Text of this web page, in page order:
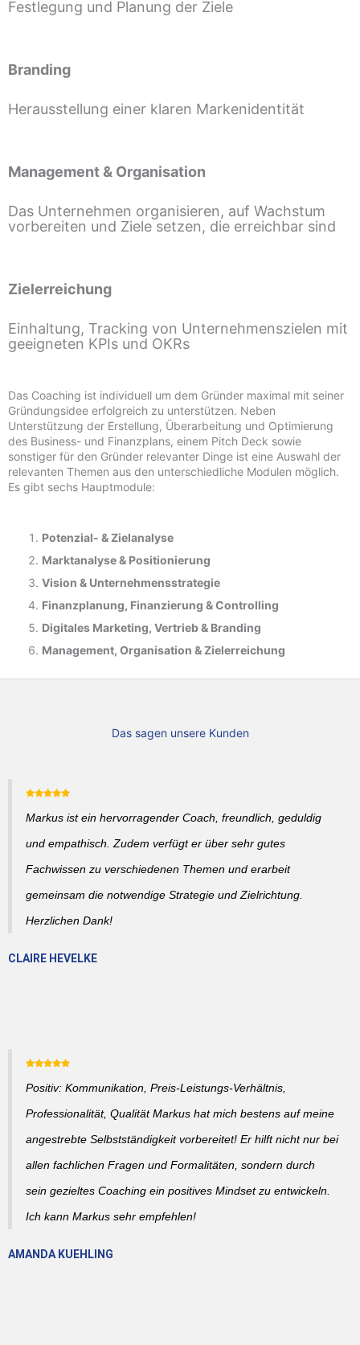
Festlegung und Planung der Ziele
Branding
Herausstellung einer klaren Markenidentität
Management & Organisation
Das Unternehmen organisieren, auf Wachstum
vorbereiten und Ziele setzen, die erreichbar sind
Zielerreichung
Einhaltung, Tracking von Unternehmenszielen mit
geeigneten KPIs und OKRs
Das Coaching ist individuell um dem Gründer maximal mit seiner
Gründungsidee erfolgreich zu unterstützen. Neben
Unterstützung der Erstellung, Überarbeitung und Optimierung
des Business- und Finanzplans, einem Pitch Deck sowie
sonstiger für den Gründer relevanter Dinge ist eine Auswahl der
relevanten Themen aus den unterschiedliche Modulen möglich.
Es gibt sechs Hauptmodule:
Potenzial- &Zielanalyse
Marktanalyse & Positionierung
Vision & Unternehmensstrategie
Finanzplanung, Finanzierung & Controlling
Digitales Marketing, Vertrieb & Branding
Management, Organisation & Zielerreichung
Das sagen unsere Kunden
Markus ist ein hervorragender Coach, freundlich, geduldig
und empathisch. Zudem verfügt er über sehr gutes
Fachwissen zu verschiedenen Themen und erarbeit
gemeinsam die notwendige Strategie und Zielrichtung.
Herzlichen Dank!
CLAIRE HEVELKE
Positiv: Kommunikation, Preis-Leistungs-Verhältnis,
Professionalität, Qualität Markus hat mich bestens auf meine
angestrebte Selbstständigkeit vorbereitet! Er hilft nicht nur bei
allen fachlichen Fragen und Formalitäten, sondern durch
sein gezieltes Coaching ein positives Mindset zu entwickeln.
Ich kann Markus sehr empfehlen!
AMANDA KUEHLING